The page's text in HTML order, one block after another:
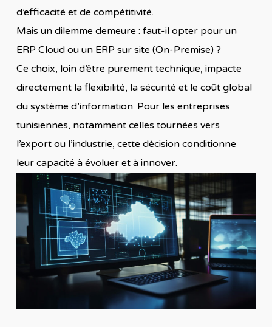
d’efficacité et de compétitivité.
Mais un dilemme demeure : faut-il opter pour un
ERP Cloud ou un ERP sur site (On-Premise) ?
Ce choix, loin d’être purement technique, impacte
directement la flexibilité, la sécurité et le coût global
du système d’information. Pour les entreprises
tunisiennes, notamment celles tournées vers
l’export ou l’industrie, cette décision conditionne
leur capacité à évoluer et à innover.